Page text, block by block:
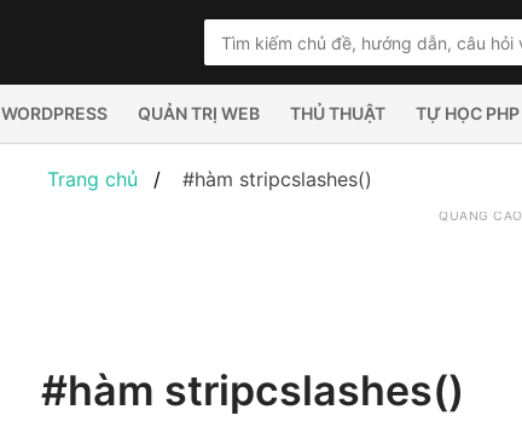
WORDPRESS QUẢN TRỊ WEB THỦ THUẬT TỰ HỌC PHP
Trang chủ #hàm stripcslashes()
QUẢNG CÁO
#hàm stripcslashes()